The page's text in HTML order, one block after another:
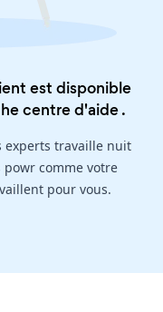
est disponible
centre d'aide.
experts travaille nuit
comme votre
pour vous.